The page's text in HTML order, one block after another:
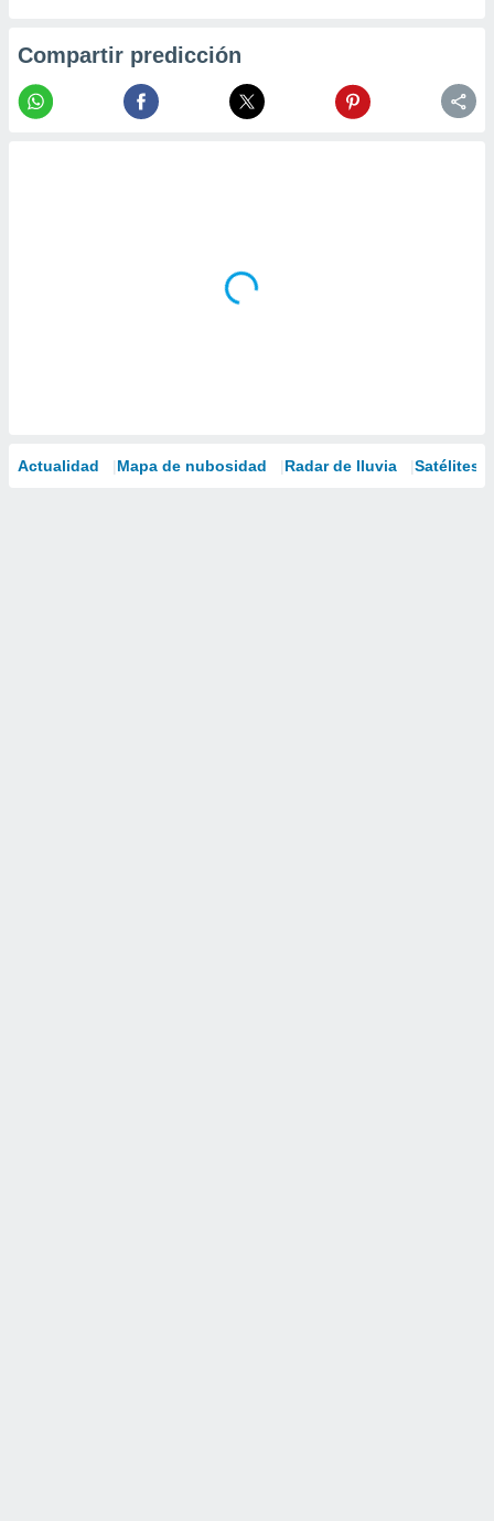
Compartir predicción
Actualidad Mapa de nubosidad Radar de lluvia Satélites